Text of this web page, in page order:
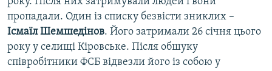
пропадали. Один із списку безвісти зниклих –
Ісмаїл Шемшедінов. Його затримали 26 січня цього
року у селищі Кіровське. Після обшуку
співробітники ФСБ відвезли його із собою у